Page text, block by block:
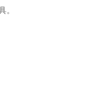
。